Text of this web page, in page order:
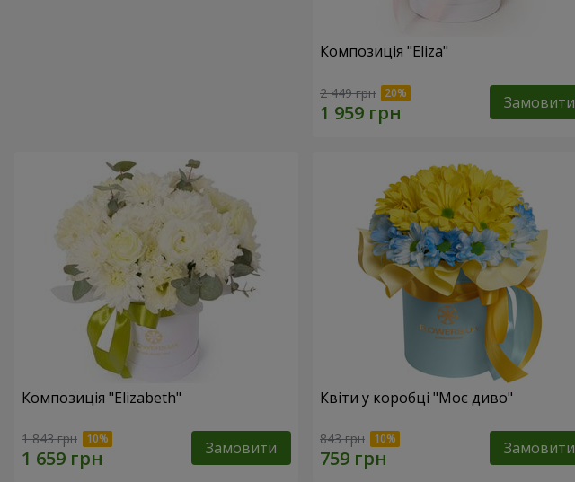
Композиція "Eliza"
2 449 грн Замовити
Композиція "Elizabeth"
1 843 грн Замовити
Квіти у коробці "Моє диво"
843 грн Замовити